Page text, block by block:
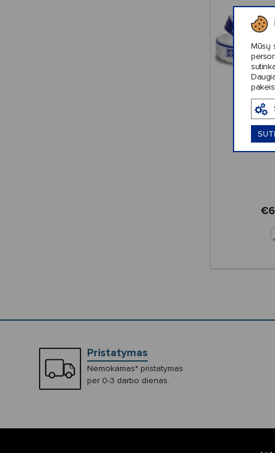
Mūsų
Vasarai
Crocs™
Pristatymas
Nemokamas* pristatymas
per 0-3 darbo dienas.